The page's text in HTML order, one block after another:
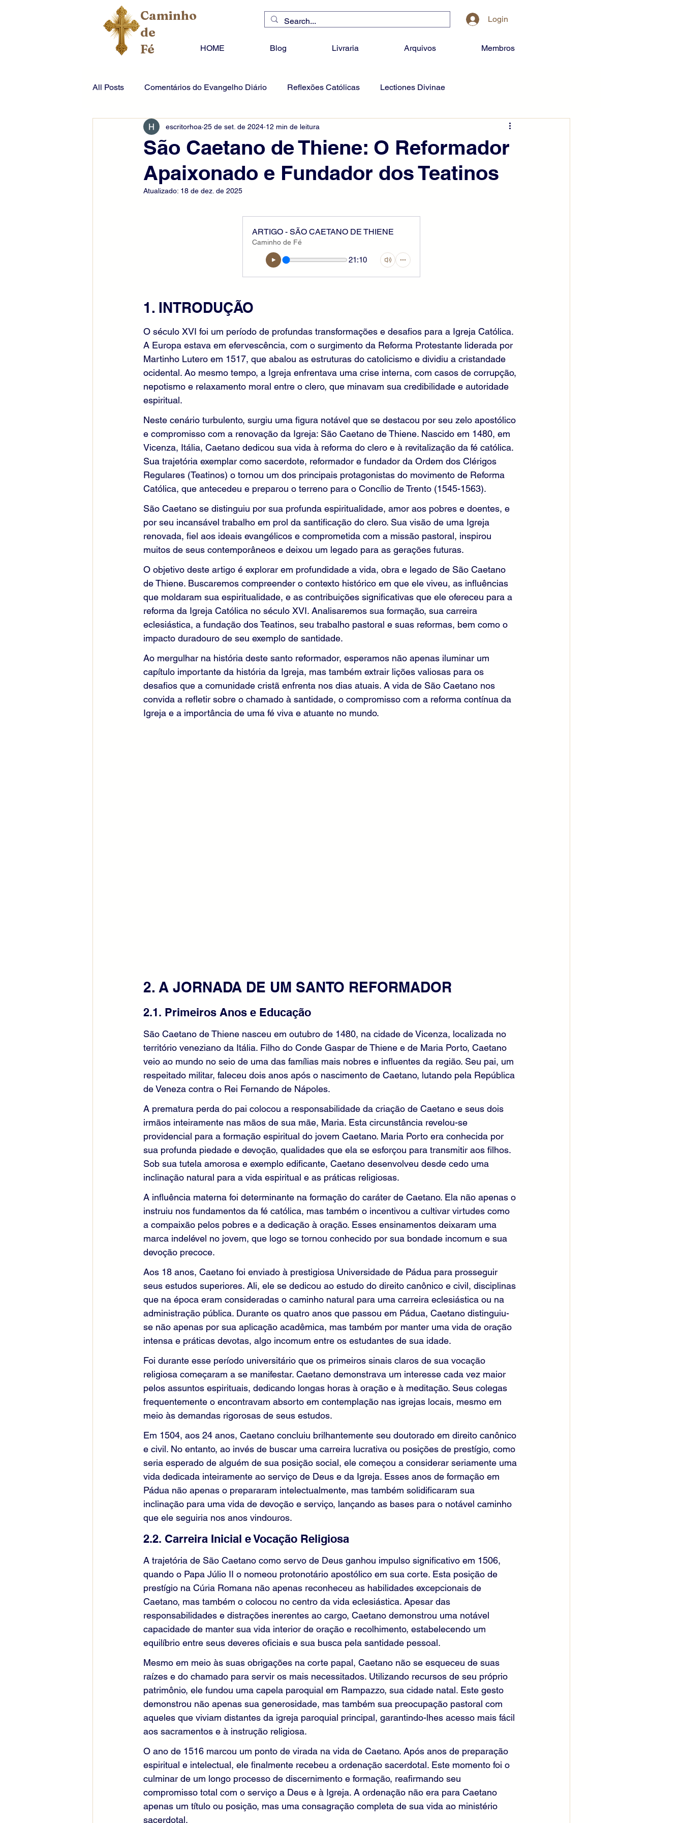
Caminho
de
Fé
Login
HOME Blog Livraria Arquivos Membros
All Posts Comentários do Evangelho Diário Reflexões Católicas Lectiones Divinae
São Caetano de Thiene: O Reformador
Apaixonado e Fundador dos Teatinos
escritorhoa 25 de set. de 2024 12 min de leitura
Atualizado: 18 de dez. de 2025
ARTIGO - SÃO CAETANO DE THIENE
Caminho de Fé
21:10
1. INTRODUÇÃO
O século XVI foi um período de profundas transformações e desafios para a Igreja Católica.
A Europa estava em efervescência, com o surgimento da Reforma Protestante liderada por
Martinho Lutero em 1517, que abalou as estruturas do catolicismo e dividiu a cristandade
ocidental. Ao mesmo tempo, a Igreja enfrentava uma crise interna, com casos de corrupção,
nepotismo e relaxamento moral entre o clero, que minavam sua credibilidade e autoridade
espiritual.
Neste cenário turbulento, surgiu uma figura notável que se destacou por seu zelo apostólico
e compromisso com a renovação da Igreja: São Caetano de Thiene. Nascido em 1480, em
Vicenza, Itália, Caetano dedicou sua vida à reforma do clero e à revitalização da fé católica.
Sua trajetória exemplar como sacerdote, reformador e fundador da Ordem dos Clérigos
Regulares (Teatinos) o tornou um dos principais protagonistas do movimento de Reforma
Católica, que antecedeu e preparou o terreno para o Concílio de Trento (1545-1563).
São Caetano se distinguiu por sua profunda espiritualidade, amor aos pobres e doentes, e
por seu incansável trabalho em prol da santificação do clero. Sua visão de uma Igreja
renovada, fiel aos ideais evangélicos e comprometida com a missão pastoral, inspirou
muitos de seus contemporâneos e deixou um legado para as gerações futuras.
O objetivo deste artigo é explorar em profundidade a vida, obra e legado de São Caetano
de Thiene. Buscaremos compreender o contexto histórico em que ele viveu, as influências
que moldaram sua espiritualidade, e as contribuições significativas que ele ofereceu para a
reforma da Igreja Católica no século XVI. Analisaremos sua formação, sua carreira
eclesiástica, a fundação dos Teatinos, seu trabalho pastoral e suas reformas, bem como o
impacto duradouro de seu exemplo de santidade.
Ao mergulhar na história deste santo reformador, esperamos não apenas iluminar um
capítulo importante da história da Igreja, mas também extrair lições valiosas para os
desafios que a comunidade cristã enfrenta nos dias atuais. A vida de São Caetano nos
convida a refletir sobre o chamado à santidade, o compromisso com a reforma contínua da
Igreja e a importância de uma fé viva e atuante no mundo.
2. A JORNADA DE UM SANTO REFORMADOR
2.1. Primeiros Anos e Educação
São Caetano de Thiene nasceu em outubro de 1480, na cidade de Vicenza, localizada no
território veneziano da Itália. Filho do Conde Gaspar de Thiene e de Maria Porto, Caetano
veio ao mundo no seio de uma das famílias mais nobres e influentes da região. Seu pai, um
respeitado militar, faleceu dois anos após o nascimento de Caetano, lutando pela República
de Veneza contra o Rei Fernando de Nápoles.
A prematura perda do pai colocou a responsabilidade da criação de Caetano e seus dois
irmãos inteiramente nas mãos de sua mãe, Maria. Esta circunstância revelou-se
providencial para a formação espiritual do jovem Caetano. Maria Porto era conhecida por
sua profunda piedade e devoção, qualidades que ela se esforçou para transmitir aos filhos.
Sob sua tutela amorosa e exemplo edificante, Caetano desenvolveu desde cedo uma
inclinação natural para a vida espiritual e as práticas religiosas.
A influência materna foi determinante na formação do caráter de Caetano. Ela não apenas o
instruiu nos fundamentos da fé católica, mas também o incentivou a cultivar virtudes como
a compaixão pelos pobres e a dedicação à oração. Esses ensinamentos deixaram uma
marca indelével no jovem, que logo se tornou conhecido por sua bondade incomum e sua
devoção precoce.
Aos 18 anos, Caetano foi enviado à prestigiosa Universidade de Pádua para prosseguir
seus estudos superiores. Ali, ele se dedicou ao estudo do direito canônico e civil, disciplinas
que na época eram consideradas o caminho natural para uma carreira eclesiástica ou na
administração pública. Durante os quatro anos que passou em Pádua, Caetano distinguiu-
se não apenas por sua aplicação acadêmica, mas também por manter uma vida de oração
intensa e práticas devotas, algo incomum entre os estudantes de sua idade.
Foi durante esse período universitário que os primeiros sinais claros de sua vocação
religiosa começaram a se manifestar. Caetano demonstrava um interesse cada vez maior
pelos assuntos espirituais, dedicando longas horas à oração e à meditação. Seus colegas
frequentemente o encontravam absorto em contemplação nas igrejas locais, mesmo em
meio às demandas rigorosas de seus estudos.
Em 1504, aos 24 anos, Caetano concluiu brilhantemente seu doutorado em direito canônico
e civil. No entanto, ao invés de buscar uma carreira lucrativa ou posições de prestígio, como
seria esperado de alguém de sua posição social, ele começou a considerar seriamente uma
vida dedicada inteiramente ao serviço de Deus e da Igreja. Esses anos de formação em
Pádua não apenas o prepararam intelectualmente, mas também solidificaram sua
inclinação para uma vida de devoção e serviço, lançando as bases para o notável caminho
que ele seguiria nos anos vindouros.
2.2. Carreira Inicial e Vocação Religiosa
A trajetória de São Caetano como servo de Deus ganhou impulso significativo em 1506,
quando o Papa Júlio II o nomeou protonotário apostólico em sua corte. Esta posição de
prestígio na Cúria Romana não apenas reconheceu as habilidades excepcionais de
Caetano, mas também o colocou no centro da vida eclesiástica. Apesar das
responsabilidades e distrações inerentes ao cargo, Caetano demonstrou uma notável
capacidade de manter sua vida interior de oração e recolhimento, estabelecendo um
equilíbrio entre seus deveres oficiais e sua busca pela santidade pessoal.
Mesmo em meio às suas obrigações na corte papal, Caetano não se esqueceu de suas
raízes e do chamado para servir os mais necessitados. Utilizando recursos de seu próprio
patrimônio, ele fundou uma capela paroquial em Rampazzo, sua cidade natal. Este gesto
demonstrou não apenas sua generosidade, mas também sua preocupação pastoral com
aqueles que viviam distantes da igreja paroquial principal, garantindo-lhes acesso mais fácil
aos sacramentos e à instrução religiosa.
O ano de 1516 marcou um ponto de virada na vida de Caetano. Após anos de preparação
espiritual e intelectual, ele finalmente recebeu a ordenação sacerdotal. Este momento foi o
culminar de um longo processo de discernimento e formação, reafirmando seu
compromisso total com o serviço a Deus e à Igreja. A ordenação não era para Caetano
apenas um título ou posição, mas uma consagração completa de sua vida ao ministério
sacerdotal.